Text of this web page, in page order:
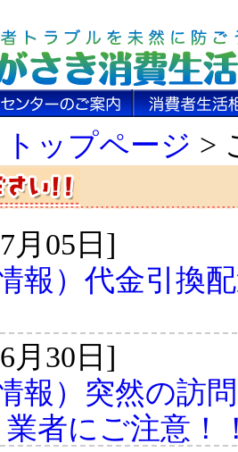
トップページ >
月05日]
情報）代金引換
月30日]
報）突然の訪
者にご注意！